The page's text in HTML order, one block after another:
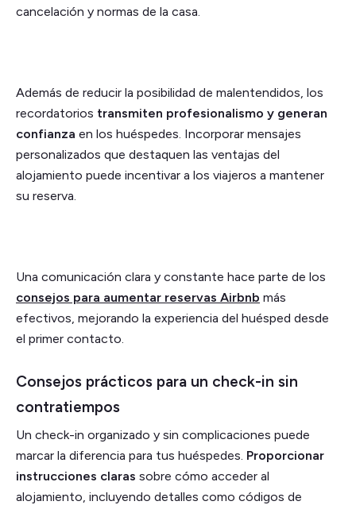
cancelación y normas de la casa.
Además de reducir la posibilidad de malentendidos, los
recordatorios transmiten profesionalismo y generan
confianza en los huéspedes. Incorporar mensajes
personalizados que destaquen las ventajas del
alojamiento puede incentivar a los viajeros a mantener
su reserva.
Una comunicación clara y constante hace parte de los
consejos para aumentar reservas Airbnb más
efectivos, mejorando la experiencia del huésped desde
el primer contacto.
Consejos prácticos para un check-in sin
contratiempos
Un check-in organizado y sin complicaciones puede
marcar la diferencia para tus huéspedes. Proporcionar
instrucciones claras sobre cómo acceder al
alojamiento, incluyendo detalles como códigos de